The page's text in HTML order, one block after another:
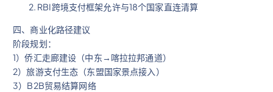
RBI跨境支付框架允许与18个国家直连清算
四、商业化路径建议
阶段规划：
1）侨汇走廊建设（中东→喀拉拉邦通道）
2）旅游支付生态（东盟国家景点接入）
3）B2B贸易结算网络